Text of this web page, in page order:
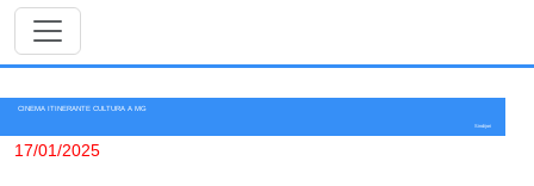
CINEMA ITINERANTE CULTURA A MG
Sindijori
17/01/2025